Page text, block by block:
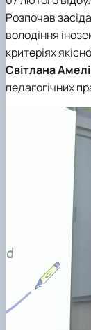
Галерея
Виховна
Пам'яті
Вартість
Центр
ДЕНЬ
Наукові
Розпочав
володіння
критеріях
Світлана
педагогічних